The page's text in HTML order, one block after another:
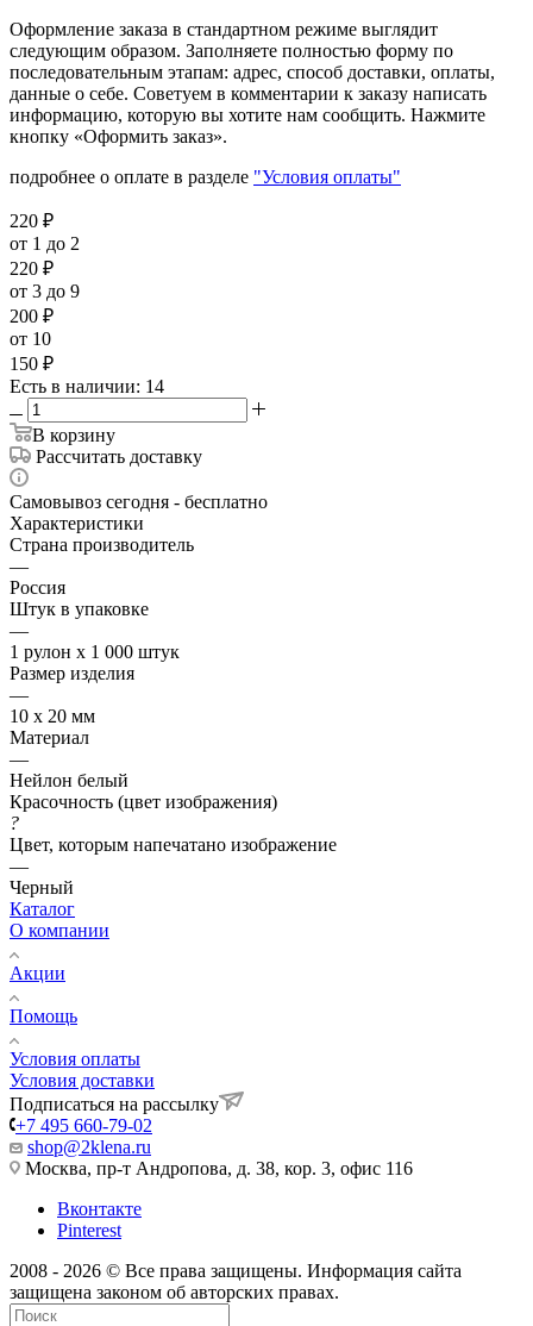
Оформление заказа в стандартном режиме выглядит
следующим образом. Заполняете полностью форму по
последовательным этапам: адрес, способ доставки, оплаты,
данные о себе. Советуем в комментарии к заказу написать
информацию, которую вы хотите нам сообщить. Нажмите
кнопку «Оформить заказ».
подробнее о оплате в разделе "Условия оплаты"
220 ₽
от 1 до 2
220 ₽
от 3 до 9
200 ₽
от 10
150 ₽
Есть в наличии: 14
В корзину
Рассчитать доставку
Самовывоз сегодня - бесплатно
Характеристики
Страна производитель
—
Россия
Штук в упаковке
—
1 рулон х 1 000 штук
Размер изделия
—
10 х 20 мм
Материал
—
Нейлон белый
Красочность (цвет изображения)
?
Цвет, которым напечатано изображение
—
Черный
Каталог
О компании
Акции
Помощь
Условия оплаты
Условия доставки
Подписаться на рассылку
+7 495 660-79-02
shop@2klena.ru
Москва, пр-т Андропова, д. 38, кор. 3, офис 116
Вконтакте
Pinterest
2008 - 2026 © Все права защищены. Информация сайта
защищена законом об авторских правах.